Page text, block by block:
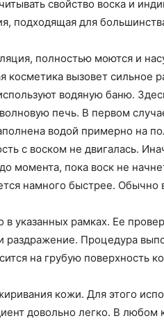
свойство воска и
подходящая для
полностью моются и
вызовет сильное
водяную баню.
печь. В первом
водой примерно на
с воском не двигалась.
момента, пока воск не
намного быстрее. Обычно
указанных рамках. Ее
раздражение. Процедура
на грубую поверхность
кожи. Для этого
довольно легко. В любом